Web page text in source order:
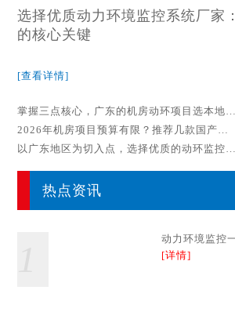
选择优质动力环境监控系统厂家
的核心关键
[查看详情]
掌握三点核心，广东的机房动环项目选本地厂家事半功倍！
2026年机房项目预算有限？推荐几款国产动环监控系统品牌
以广东地区为切入点，选择优质的动环监控系统厂家
热点资讯
动力环境监控
[详情]